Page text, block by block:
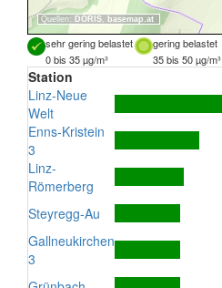
Quellen: DORIS, basemap.at
sehr gering belastet gering belastet
0 bis 35 µg/m³
35 bis 50 µg/m³
Station
Linz-Neue
Welt
Enns-Kristein
3
Linz-
Römerberg
Steyregg-Au
Gallneukirchen
3